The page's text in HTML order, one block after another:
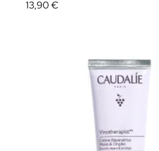
13,90 €